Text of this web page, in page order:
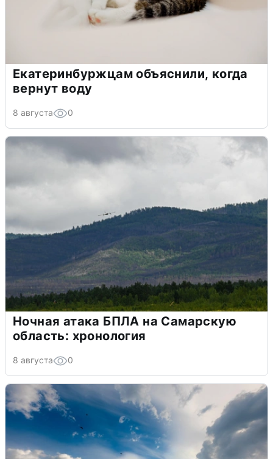
Екатеринбуржцам объяснили, когда
вернут воду
8 августа 0
Ночная атака БПЛА на Самарскую
область: хронология
8 августа 0